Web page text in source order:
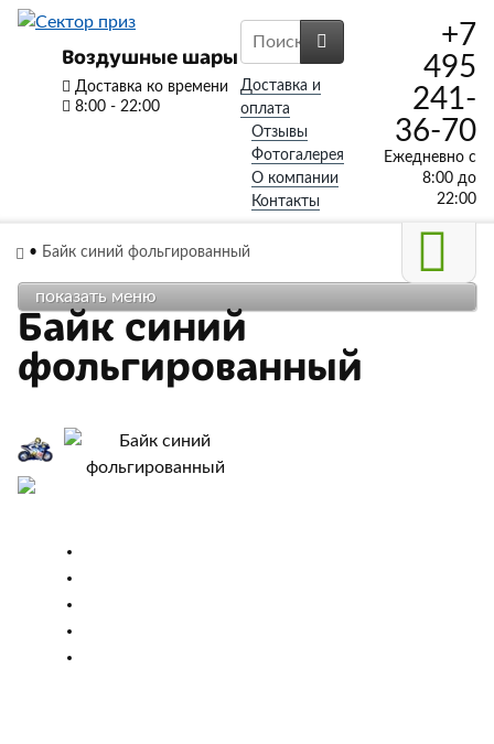
Воздушные шары
Доставка ко времени
8:00 - 22:00
Доставка и
оплата
Отзывы
Фотогалерея
О компании
Контакты
+7
495
241-
36-70
Ежедневно с
8:00 до
22:00
• Байк синий фольгированный
Байк синий
фольгированный
показать меню